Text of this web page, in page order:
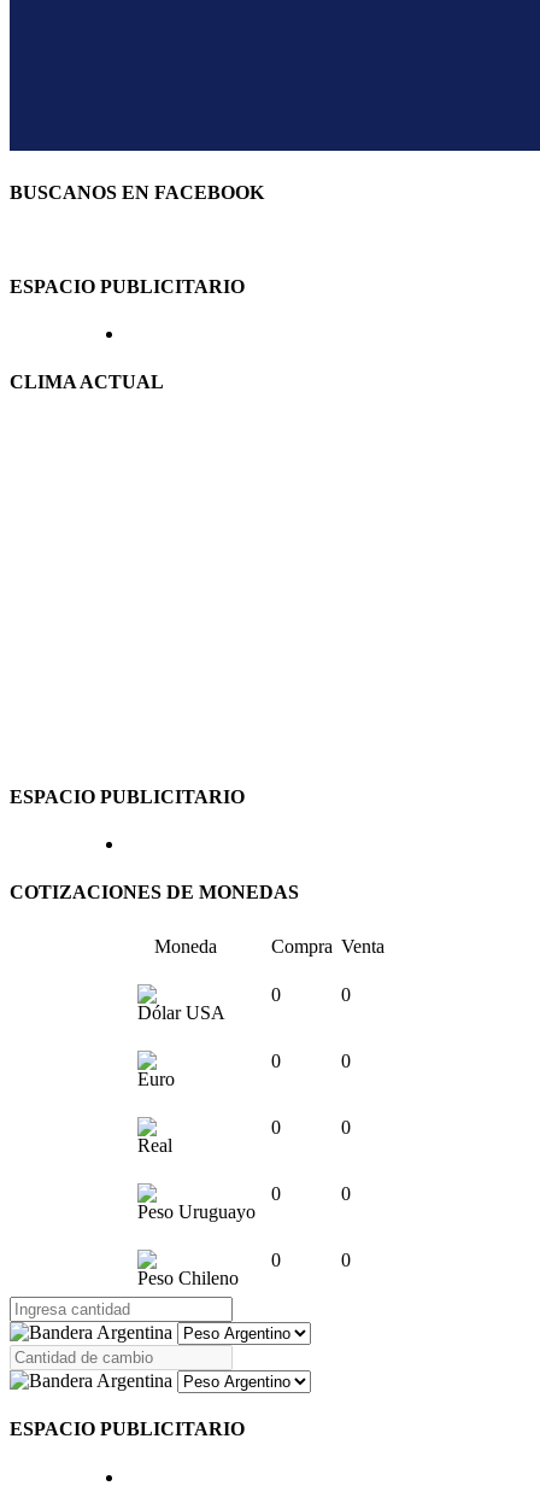
BUSCANOS EN FACEBOOK
ESPACIO PUBLICITARIO
CLIMA ACTUAL
ESPACIO PUBLICITARIO
COTIZACIONES DE MONEDAS
Moneda Compra Venta
Dólar USA
0 0
Euro
0 0
Real
0 0
Peso Uruguayo
0 0
Peso Chileno
0 0
ESPACIO PUBLICITARIO